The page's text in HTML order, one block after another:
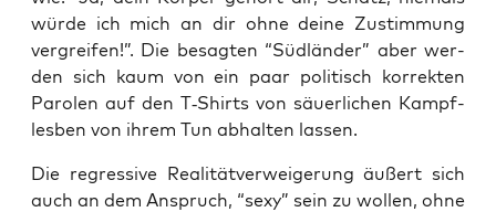
wür­de ich mich an dir ohne dei­ne Zustim­mung
ver­grei­fen!”. Die besag­ten “Süd­län­der” aber wer­
den sich kaum von ein paar poli­tisch kor­rek­ten
Paro­len auf den T‑Shirts von säu­er­li­chen Kampf­
les­ben von ihrem Tun abhal­ten lassen.
Die regres­si­ve Rea­li­tät­ver­wei­ge­rung äußert sich
auch an dem Anspruch, “sexy” sein zu wol­len, ohne